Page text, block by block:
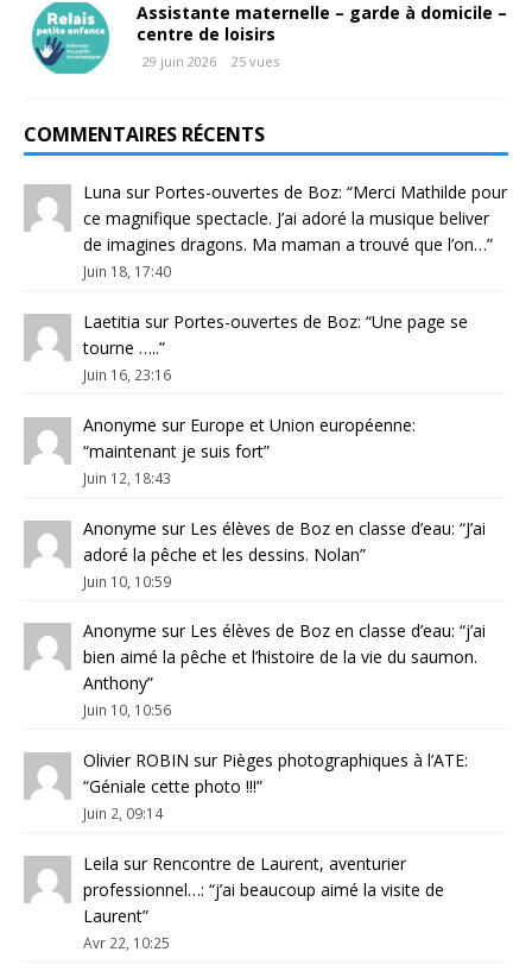
Assistante maternelle – garde à domicile –
centre de loisirs
29 juin 2026 25 vues
COMMENTAIRES RÉCENTS
Luna sur Portes-ouvertes de Boz: “Merci Mathilde pour
ce magnifique spectacle. J’ai adoré la musique beliver
de imagines dragons. Ma maman a trouvé que l’on…”
Juin 18, 17:40
Laetitia sur Portes-ouvertes de Boz: “Une page se
tourne …..”
Juin 16, 23:16
Anonyme sur Europe et Union européenne:
“maintenant je suis fort”
Juin 12, 18:43
Anonyme sur Les élèves de Boz en classe d’eau: “J’ai
adoré la pêche et les dessins. Nolan”
Juin 10, 10:59
Anonyme sur Les élèves de Boz en classe d’eau: “j’ai
bien aimé la pêche et l’histoire de la vie du saumon.
Anthony”
Juin 10, 10:56
Olivier ROBIN sur Pièges photographiques à l’ATE:
“Géniale cette photo !!!”
Juin 2, 09:14
Leila sur Rencontre de Laurent, aventurier
professionnel…: “j’ai beaucoup aimé la visite de
Laurent”
Avr 22, 10:25